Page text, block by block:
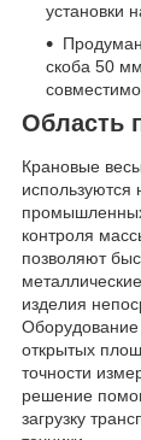
установки
скоба 50
Область
Крановые
используются
контроля
позволяют
изделия
открытых
точности
решение
загрузку